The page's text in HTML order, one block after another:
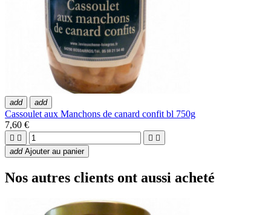
add add
Cassoulet aux Manchons de canard confit bl 750g
7,60 €
   
add Ajouter au panier
Nos autres clients ont aussi acheté